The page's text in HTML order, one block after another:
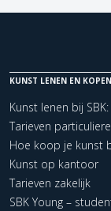
KUNST LENEN EN KOPEN
Kunst lenen bij
Tarieven
Hoe koop je kunst
Kunst op kantoor
Tarieven zakelijk
SBK Young –